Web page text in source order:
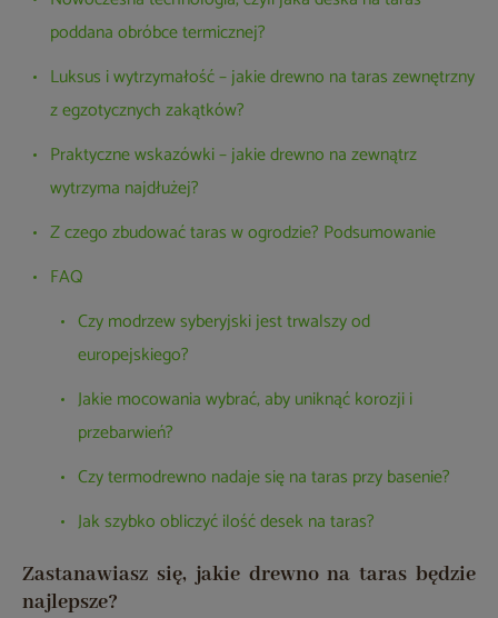
poddana obróbce termicznej?
Luksus i wytrzymałość – jakie drewno na taras zewnętrzny
z egzotycznych zakątków?
Praktyczne wskazówki – jakie drewno na zewnątrz
wytrzyma najdłużej?
Z czego zbudować taras w ogrodzie? Podsumowanie
FAQ
Czy modrzew syberyjski jest trwalszy od
europejskiego?
Jakie mocowania wybrać, aby uniknąć korozji i
przebarwień?
Czy termodrewno nadaje się na taras przy basenie?
Jak szybko obliczyć ilość desek na taras?
Zastanawiasz się, jakie drewno na taras będzie
najlepsze?